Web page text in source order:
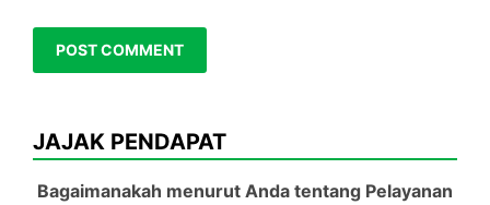
JAJAK PENDAPAT
Bagaimanakah menurut Anda tentang Pelayanan